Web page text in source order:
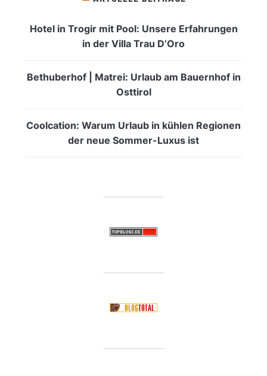
Hotel in Trogir mit Pool: Unsere Erfahrungen
in der Villa Trau D’Oro
Bethuberhof | Matrei: Urlaub am Bauernhof in
Osttirol
Coolcation: Warum Urlaub in kühlen Regionen
der neue Sommer-Luxus ist